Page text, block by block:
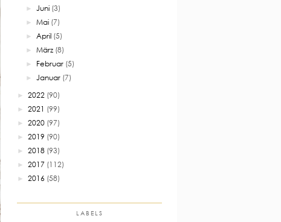
►Juni (3)
►Mai (7)
►April (5)
►März (8)
► Februar (5)
►Januar (7)
► 2022 (90)
► 2021 (99)
► 2020 (97)
► 2019 (90)
► 2018 (93)
► 2017 (112)
► 2016 (58)
LABELS